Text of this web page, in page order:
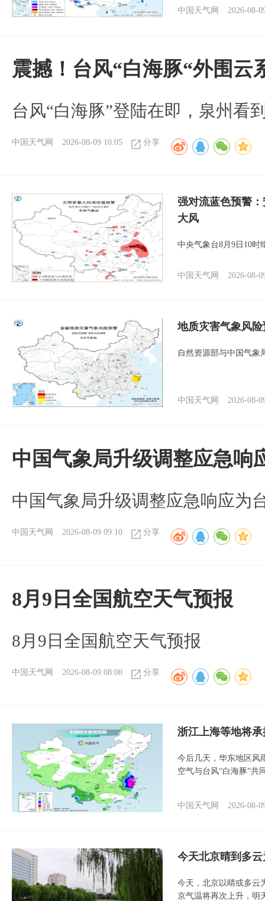
中国天气网 2026-08-
震撼！台风“白海豚“外围云
台风“白海豚”登陆在即，泉州看
中国天气网 2026-08-09 10:05 分享
强对流蓝色预警
大风
中央气象台8月9日10时
中国天气网 2026-08-
地质灾害气象风
自然资源部与中国气象
中国天气网 2026-08-
中国气象局升级调整应急响
中国气象局升级调整应急响应为
中国天气网 2026-08-09 09:10 分享
8月9日全国航空天气预报
8月9日全国航空天气预报​
中国天气网 2026-08-09 08:00 分享
浙江上海等地将
今后几天，华东地区风
空气与台风“白海豚”共
中国天气网 2026-08-
今天北京晴到多
今天，北京以晴或多云
京气温将再次上升，明